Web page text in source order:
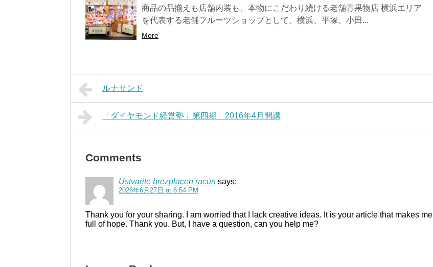
商品の品揃えも店舗内装も、本物にこだわり続ける老舗青果物店 横浜エリア
を代表する老舗フルーツショップとして、横浜、平塚、小田...
More
ルナサンド
「ダイヤモンド経営塾」第四期 2016年4月開講
Comments
Ustvarite brezplacen racun says:
2026年6月27日 at 6:54 PM
Thank you for your sharing. I am worried that I lack creative ideas. It is your article that makes me
full of hope. Thank you. But, I have a question, can you help me?